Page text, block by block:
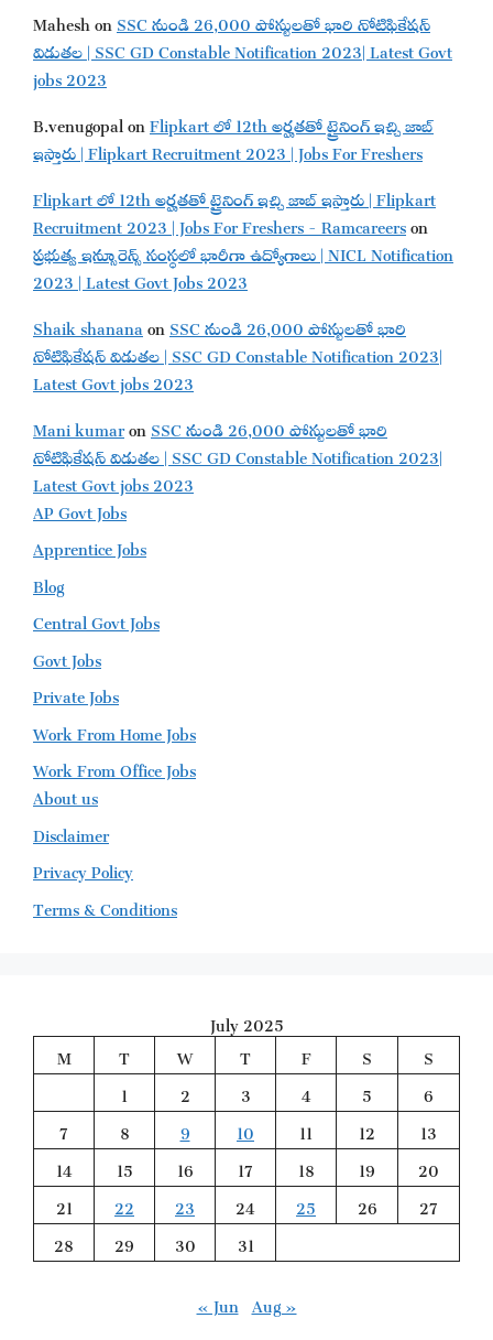
MaheshonSSC నుండి 26,000 పోస్టులతో భారి నోటిఫికేషన్
విడుతల | SSC GD Constable Notification 2023| Latest Govt
jobs 2023
B.venugopalonFlipkart లో 12th అర్హతతో ట్రైనింగ్ ఇచ్చి జాబ్
ఇస్తారు | Flipkart Recruitment 2023 | Jobs For Freshers
Flipkart లో 12th అర్హతతో ట్రైనింగ్ ఇచ్చి జాబ్ ఇస్తారు | Flipkart
Recruitment 2023 | Jobs For Freshers - Ramcareerson
ప్రభుత్వ ఇన్సూరెన్స్ సంస్థలో భారీగా ఉద్యోగాలు | NICL Notification
2023 | Latest Govt Jobs 2023
Shaik shananaonSSC నుండి 26,000 పోస్టులతో భారి
నోటిఫికేషన్ విడుతల | SSC GD Constable Notification 2023|
Latest Govt jobs 2023
Mani kumaronSSC నుండి 26,000 పోస్టులతో భారి
నోటిఫికేషన్ విడుతల | SSC GD Constable Notification 2023|
Latest Govt jobs 2023
AP Govt Jobs
Apprentice Jobs
Blog
Central Govt Jobs
Govt Jobs
Private Jobs
Work From Home Jobs
Work From Office Jobs
About us
Disclaimer
Privacy Policy
Terms & Conditions
July 2025
M
T W T F S
S
1
2 3 4 5
6
7
8 9 10 11 12
13
14
15 16 17 18 19
20
21
22 23 24 25 26
27
28
29 30
31
« Jun Aug »